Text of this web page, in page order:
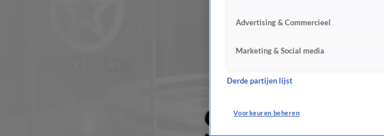
Advertising & Commercieel
Marketing & Social media
Derde partijen lijst
Voorkeuren beheren